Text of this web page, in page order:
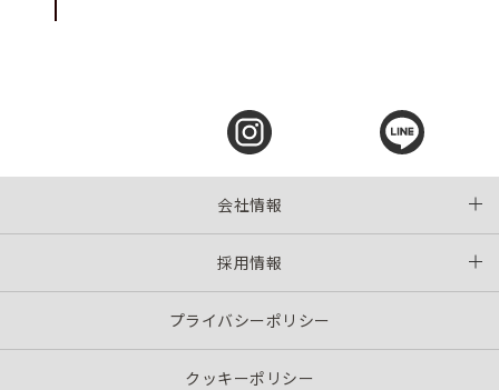
会社情報
採用情報
プライバシーポリシー
クッキーポリシー